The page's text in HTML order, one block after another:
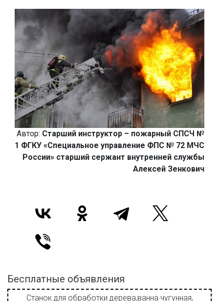
Автор: Старший инструктор – пожарный СПСЧ №
1 ФГКУ «Специальное управление ФПС № 72 МЧС
России» старший сержант внутренней службы
Алексей Зенкович
Бесплатные объявления
Станок для обработки дерева,ванна чугунная,